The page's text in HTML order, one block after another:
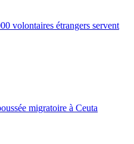
volontaires étrangers servent
migratoire à Ceuta